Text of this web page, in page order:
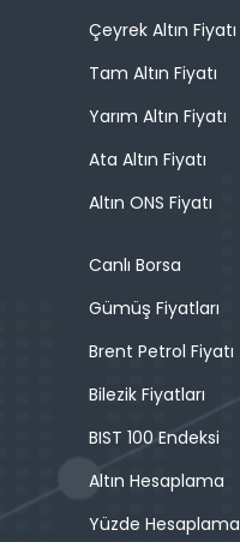
Çeyrek Altın Fiyatı
Tam Altın Fiyatı
Yarım Altın Fiyatı
Ata Altın Fiyatı
Altın ONS Fiyatı
Canlı Borsa
Gümüş Fiyatları
Brent Petrol Fiyatı
Bilezik Fiyatları
BIST 100 Endeksi
Altın Hesaplama
Yüzde Hesaplama